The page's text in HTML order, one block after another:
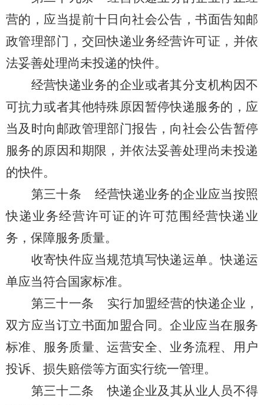
营的，应当提前十日向社会公告，书面告知邮
政管理部门，交回快递业务经营许可证，并依
法妥善处理尚未投递的快件。
经营快递业务的企业或者其分支机构因不
可抗力或者其他特殊原因暂停快递服务的，应
当及时向邮政管理部门报告，向社会公告暂停
服务的原因和期限，并依法妥善处理尚未投递
的快件。
第三十条 经营快递业务的企业应当按照
快递业务经营许可证的许可范围经营快递业
务，保障服务质量。
收寄快件应当规范填写快递运单。快递运
单应当符合国家标准。
第三十一条 实行加盟经营的快递企业，
双方应当订立书面加盟合同。企业应当在服务
标准、服务质量、运营安全、业务流程、用户
投诉、损失赔偿等方面实行统一管理。
第三十二条 快递企业及其从业人员不得